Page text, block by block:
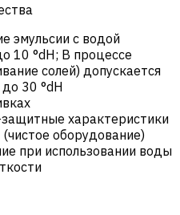
эмульсии с водой
10 °dH; В процессе
солей) допускается
30 °dH
характеристики
оборудование)
при использовании воды